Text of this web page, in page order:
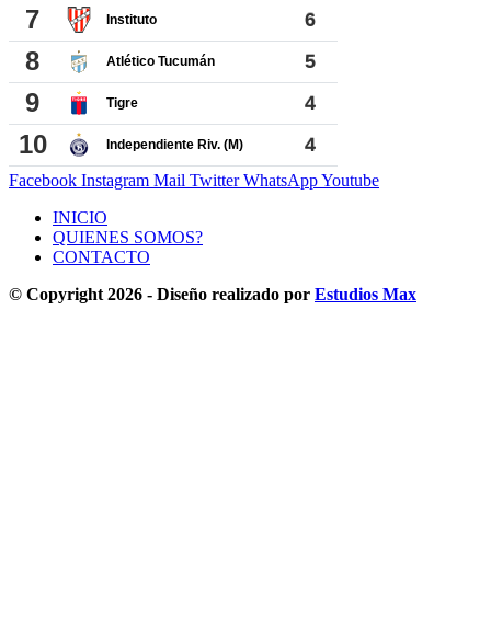
Facebook Instagram Mail Twitter WhatsAppYoutube
INICIO
QUIENES SOMOS?
CONTACTO
© Copyright 2026 - Diseño realizado por Estudios Max